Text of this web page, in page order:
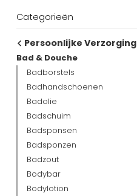
Categorieën
Persoonlijke Verzorging
Bad & Douche
Badborstels
Badhandschoenen
Badolie
Badschuim
Badsponsen
Badsponzen
Badzout
Bodybar
Bodylotion